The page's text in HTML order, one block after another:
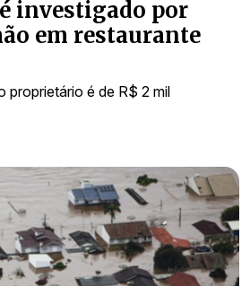
investigado por
em restaurante
proprietário é de R$ 2 mil